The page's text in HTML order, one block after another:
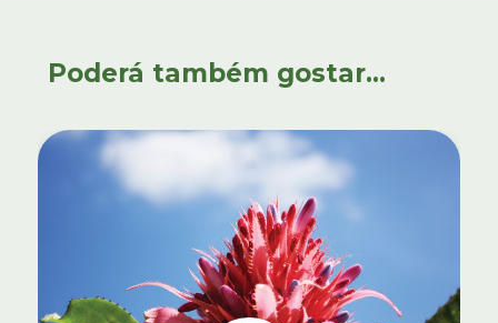
Poderá também gostar...